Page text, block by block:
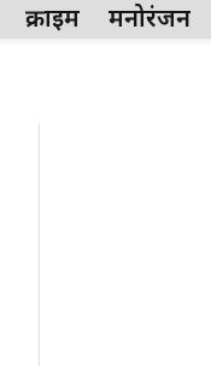
क्राईम मनोरंजन